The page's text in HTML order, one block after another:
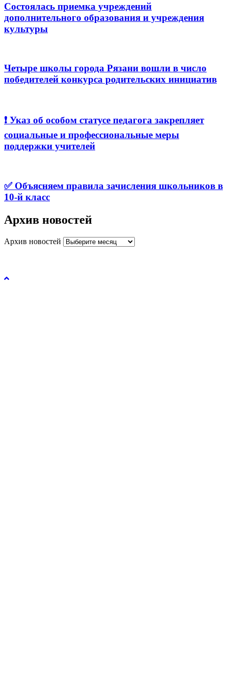
Состоялась приемка учреждений
дополнительного образования и учреждения
культуры
Четыре школы города Рязани вошли в число
победителей конкурса родительских инициатив
❗️ Указ об особом статусе педагога закрепляет
социальные и профессиональные меры
поддержки учителей
✅ Объясняем правила зачисления школьников в
10-й класс
Архив новостей
Архив новостей